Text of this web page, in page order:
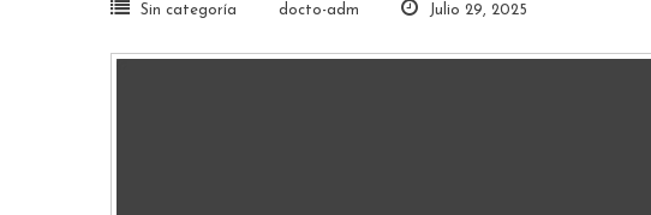
Sin categoría docto-adm Julio 29, 2025